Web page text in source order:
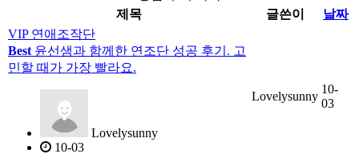
제목
글쓴이
날짜
VIP 연애조작단
Best 윤선샘과 함께한 연조단 성공 후기. 고
민할 때가 가장 빨라요.
Lovelysunny
10-03
Lovelysunny
10-
03